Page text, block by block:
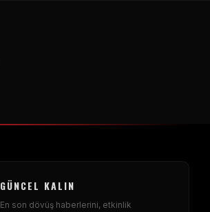
GÜNCEL KALIN
En son dövüş haberlerini, etkinlik